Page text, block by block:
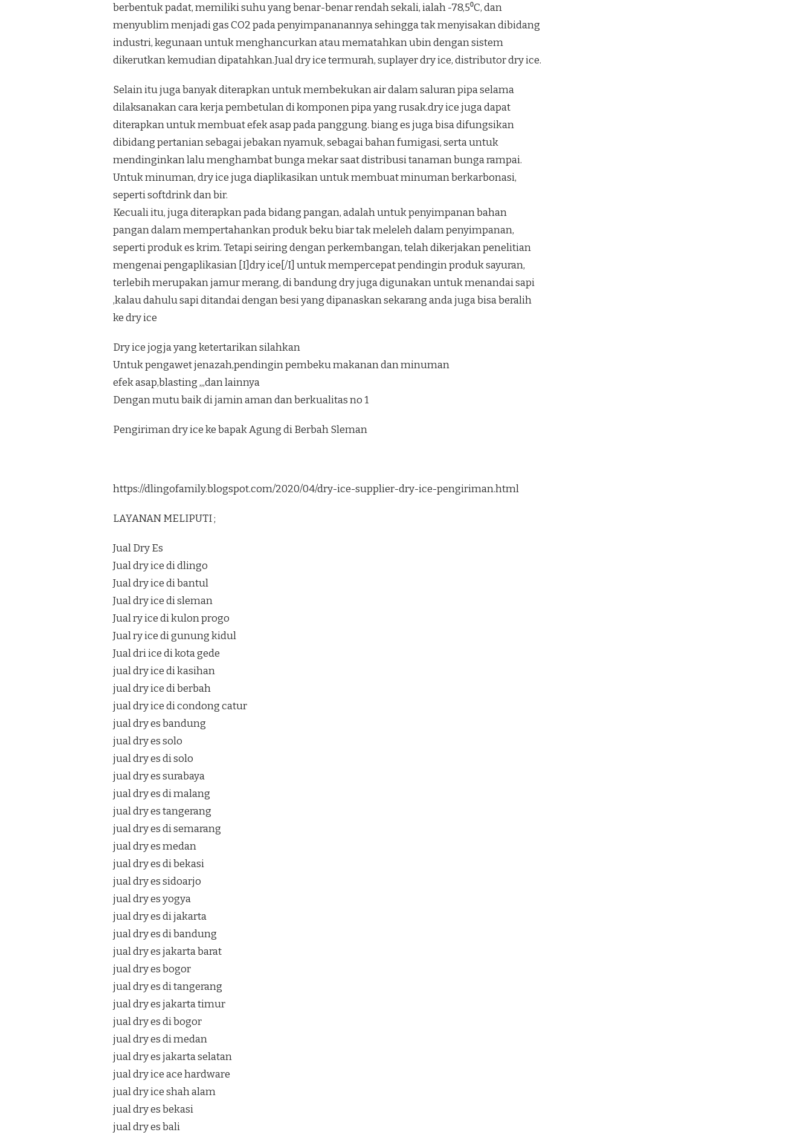
berbentuk padat, memiliki suhu yang benar-benar rendah sekali, ialah -78,5⁰C, dan
menyublim menjadi gas CO2 pada penyimpananannya sehingga tak menyisakan dibidang
industri, kegunaan untuk menghancurkan atau mematahkan ubin dengan sistem
dikerutkan kemudian dipatahkan.Jual dry ice termurah, suplayer dry ice, distributor dry ice.
Selain itu juga banyak diterapkan untuk membekukan air dalam saluran pipa selama
dilaksanakan cara kerja pembetulan di komponen pipa yang rusak.dry ice juga dapat
diterapkan untuk membuat efek asap pada panggung. biang es juga bisa difungsikan
dibidang pertanian sebagai jebakan nyamuk, sebagai bahan fumigasi, serta untuk
mendinginkan lalu menghambat bunga mekar saat distribusi tanaman bunga rampai.
Untuk minuman, dry ice juga diaplikasikan untuk membuat minuman berkarbonasi,
seperti softdrink dan bir.
Kecuali itu, juga diterapkan pada bidang pangan, adalah untuk penyimpanan bahan
pangan dalam mempertahankan produk beku biar tak meleleh dalam penyimpanan,
seperti produk es krim. Tetapi seiring dengan perkembangan, telah dikerjakan penelitian
mengenai pengaplikasian [I]dry ice[/I] untuk mempercepat pendingin produk sayuran,
terlebih merupakan jamur merang, di bandung dry juga digunakan untuk menandai sapi
,kalau dahulu sapi ditandai dengan besi yang dipanaskan sekarang anda juga bisa beralih
ke dry ice
Dry ice jogja yang ketertarikan silahkan
Untuk pengawet jenazah,pendingin pembeku makanan dan minuman
efek asap,blasting ,,,dan lainnya
Dengan mutu baik di jamin aman dan berkualitas no 1
Pengiriman dry ice ke bapak Agung di Berbah Sleman
https://dlingofamily.blogspot.com/2020/04/dry-ice-supplier-dry-ice-pengiriman.html
LAYANAN MELIPUTI ;
Jual Dry Es
Jual dry ice di dlingo
Jual dry ice di bantul
Jual dry ice di sleman
Jual ry ice di kulon progo
Jual ry ice di gunung kidul
Jual dri ice di kota gede
jual dry ice di kasihan
jual dry ice di berbah
jual dry ice di condong catur
jual dry es bandung
jual dry es solo
jual dry es di solo
jual dry es surabaya
jual dry es di malang
jual dry es tangerang
jual dry es di semarang
jual dry es medan
jual dry es di bekasi
jual dry es sidoarjo
jual dry es yogya
jual dry es di jakarta
jual dry es di bandung
jual dry es jakarta barat
jual dry es bogor
jual dry es di tangerang
jual dry es jakarta timur
jual dry es di bogor
jual dry es di medan
jual dry es jakarta selatan
jual dry ice ace hardware
jual dry ice shah alam
jual dry es bekasi
jual dry es bali